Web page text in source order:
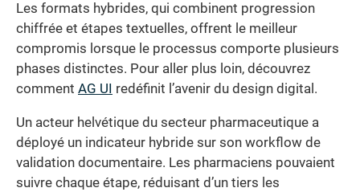
Les formats hybrides, qui combinent progression
chiffrée et étapes textuelles, offrent le meilleur
compromis lorsque le processus comporte plusieurs
phases distinctes. Pour aller plus loin, découvrez
comment AG UI redéfinit l’avenir du design digital.
Un acteur helvétique du secteur pharmaceutique a
déployé un indicateur hybride sur son workflow de
validation documentaire. Les pharmaciens pouvaient
suivre chaque étape, réduisant d’un tiers les